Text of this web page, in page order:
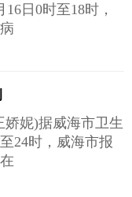
日0时至18时，
妮)据威海市卫生
24时，威海市报